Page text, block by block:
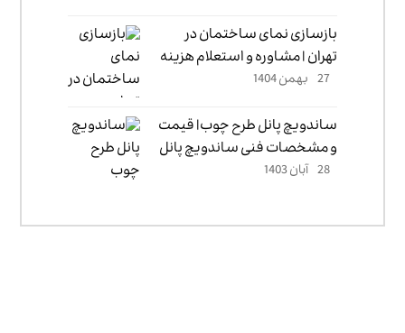
بازسازی نمای ساختمان در
تهران | مشاوره و استعلام هزینه
27 بهمن 1404
ساندویچ پانل طرح‌ چوب| قیمت
و مشخصات فنی ساندویچ پانل
طرح چوب
28 آبان 1403